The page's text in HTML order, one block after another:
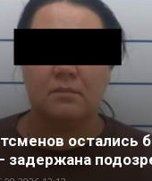
остались
задержана